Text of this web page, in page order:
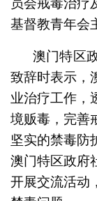
员会戒毒治疗
基督教青年会
澳门特区
致辞时表示，
业治疗工作，
境贩毒，完善
坚实的禁毒防
澳门特区政府
开展交流活动